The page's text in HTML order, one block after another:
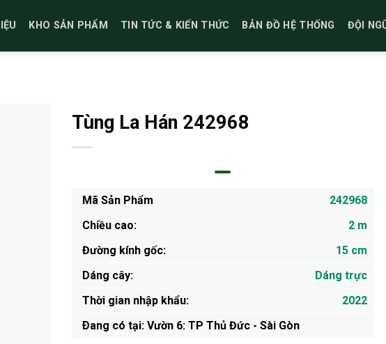
KHO SẢN PHẨM TIN TỨC & KIẾN THỨC BẢN ĐỒ HỆ THỐNG ĐỘI
Tùng La Hán 242968
Mã Sản Phẩm
242968
Chiều cao:
2 m
Đường kính gốc:
15 cm
Dáng cây:
Dáng trực
Thời gian nhập khẩu:
2022
Ðang có tại: Vườn 6: TP Thủ Đức - Sài Gòn